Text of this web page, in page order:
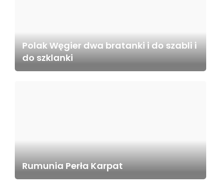
Polak Węgier dwa bratanki i do szabli i
do szklanki
Rumunia Perła Karpat